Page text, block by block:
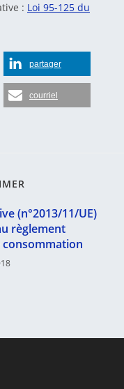
: Loi 95-125 du
partager
courriel
(n°2013/11/UE)
règlement